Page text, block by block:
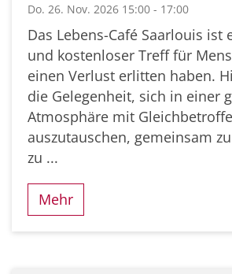
Do. 26. Nov. 2026 15:00 - 17:00
Das Lebens-Café Saarlouis ist
und kostenloser Treff für
einen Verlust erlitten haben.
die Gelegenheit, sich in einer
Atmosphäre mit
auszutauschen, gemeinsam
zu ...
Mehr